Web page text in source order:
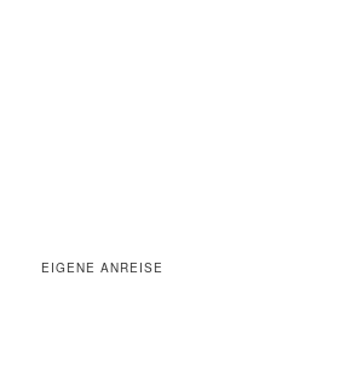
EIGENE ANREISE